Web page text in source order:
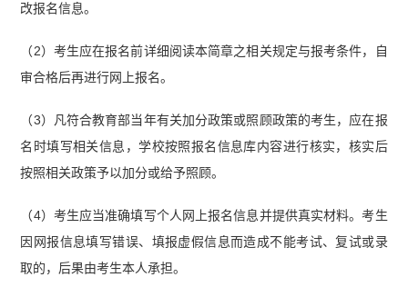
改报名信息。
（2）考生应在报名前详细阅读本简章之相关规定与报考条件，自
审合格后再进行网上报名。
（3）凡符合教育部当年有关加分政策或照顾政策的考生，应在报
名时填写相关信息，学校按照报名信息库内容进行核实，核实后
按照相关政策予以加分或给予照顾。
（4）考生应当准确填写个人网上报名信息并提供真实材料。考生
因网报信息填写错误、填报虚假信息而造成不能考试、复试或录
取的，后果由考生本人承担。